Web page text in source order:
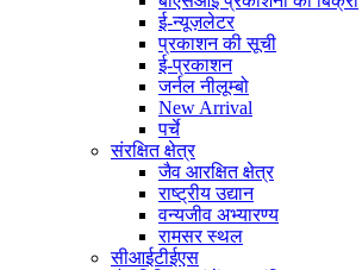
ई-न्यूज़लेटर
प्रकाशन की सूची
ई-प्रकाशन
जर्नल नीलूम्बो
New Arrival
पर्चे
संरक्षित क्षेत्र
जैव आरक्षित क्षेत्र
राष्ट्रीय उद्यान
वन्यजीव अभ्यारण्य
रामसर स्थल
सीआईटीईएस